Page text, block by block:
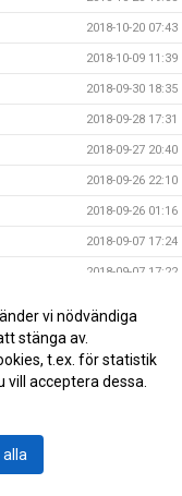
2018-10-20 07:43
2018-10-09 11:39
2018-09-30 18:35
2018-09-28 17:31
2018-09-27 20:40
2018-09-26 22:10
2018-09-26 01:16
2018-09-07 17:24
2018-09-07 17:22
2018-09-06 20:35
25/8
vi nödvändiga
stänga av.
t.ex. för statistik
acceptera dessa.